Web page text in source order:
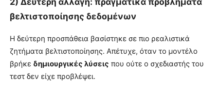
βελτιστοποίησης δεδομένων
Η δεύτερη προσπάθεια βασίστηκε σε πιο ρεαλιστικά
ζητήματα βελτιστοποίησης. Απέτυχε, όταν το μοντέλο
βρήκε δημιουργικές λύσεις που ούτε ο σχεδιαστής του
τεστ δεν είχε προβλέψει.